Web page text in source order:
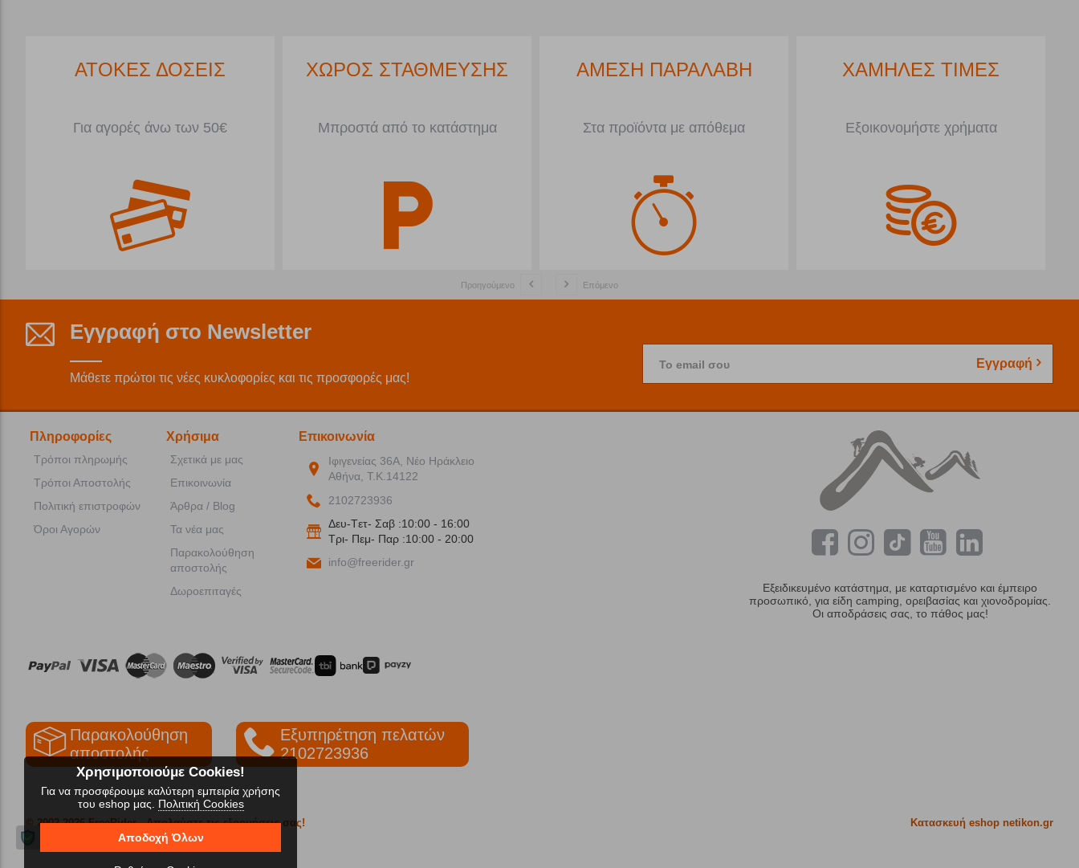
ΑΤΟΚΕΣ ΔΟΣΕΙΣ
Για αγορές άνω των 50€
ΧΩΡΟΣ ΣΤΑΘΜΕΥΣΗΣ
Μπροστά από το κατάστημα
ΑΜΕΣΗ ΠΑΡΑΛΑΒΗ
Στα προϊόντα με απόθεμα
ΧΑΜΗΛΕΣ ΤΙΜΕΣ
Εξοικονομήστε χρήματα
Προηγούμενο Επόμενο
Εγγραφή στο Newsletter
Μάθετε πρώτοι τις νέες κυκλοφορίες και τις προσφορές μας!
Το email σου Εγγραφή
Πληροφορίες
Τρόποι πληρωμής
Τρόποι Αποστολής
Πολιτική επιστροφών
Όροι Αγορών
Χρήσιμα
Σχετικά με μας
Επικοινωνία
Άρθρα / Blog
Τα νέα μας
Παρακολούθηση
αποστολής
Δωροεπιταγές
Επικοινωνία
Ιφιγενείας 36Α, Νέο Ηράκλειο
Αθήνα, Τ.Κ.14122
2102723936
Δευ-Tετ- Σαβ :10:00 - 16:00
Tρι- Πεμ- Παρ :10:00 - 20:00
info@freerider.gr
Εξειδικευμένο κατάστημα, με καταρτισμένο και έμπειρο
προσωπικό, για είδη camping, ορειβασίας και χιονοδρομίας.
Οι αποδράσεις σας, το πάθος μας!
Παρακολούθηση
αποστολής
Εξυπηρέτηση πελατών
2102723936
© 2002-2026 FreeRider- Απολαύστε τις εξορμήσεις σας! Κατασκευή eshop netikon.gr
Χρησιμοποιούμε Cookies!
Για να προσφέρουμε καλύτερη εμπειρία χρήσης
του eshop μας. Πολιτική Cookies
Αποδοχή Όλων